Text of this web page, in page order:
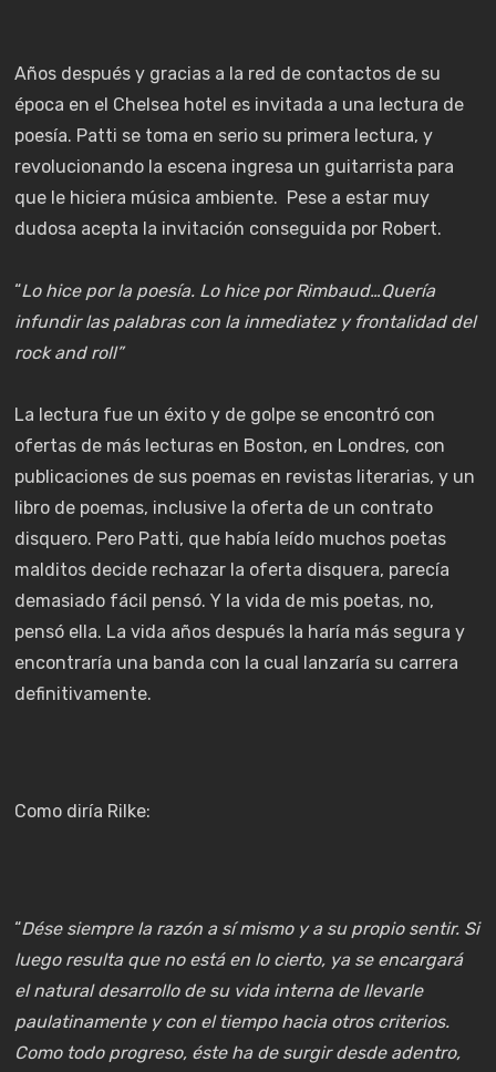
Años después y gracias a la red de contactos de su
época en el Chelsea hotel es invitada a una lectura de
poesía. Patti se toma en serio su primera lectura, y
revolucionando la escena ingresa un guitarrista para
que le hiciera música ambiente. Pese a estar muy
dudosa acepta la invitación conseguida por Robert.
“Lo hice por la poesía. Lo hice por Rimbaud…Quería
infundir las palabras con la inmediatez y frontalidad del
rock and roll”
La lectura fue un éxito y de golpe se encontró con
ofertas de más lecturas en Boston, en Londres, con
publicaciones de sus poemas en revistas literarias, y un
libro de poemas, inclusive la oferta de un contrato
disquero. Pero Patti, que había leído muchos poetas
malditos decide rechazar la oferta disquera, parecía
demasiado fácil pensó. Y la vida de mis poetas, no,
pensó ella. La vida años después la haría más segura y
encontraría una banda con la cual lanzaría su carrera
definitivamente.
Como diría Rilke:
“Dése siempre la razón a sí mismo y a su propio sentir. Si
luego resulta que no está en lo cierto, ya se encargará
el natural desarrollo de su vida interna de llevarle
paulatinamente y con el tiempo hacia otros criterios.
Como todo progreso, éste ha de surgir desde adentro,